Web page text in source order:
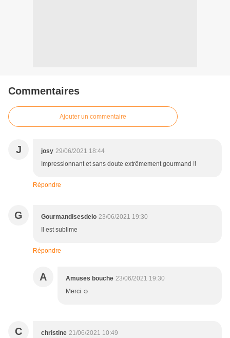
Commentaires
Ajouter un commentaire
J josy 29/06/2021 18:44
Impressionnant et sans doute extrêmement gourmand !!
Répondre
G Gourmandisesdelo 23/06/2021 19:30
Il est sublime
Répondre
A Amuses bouche 23/06/2021 19:30
Merci ☺️
C christine 21/06/2021 10:49